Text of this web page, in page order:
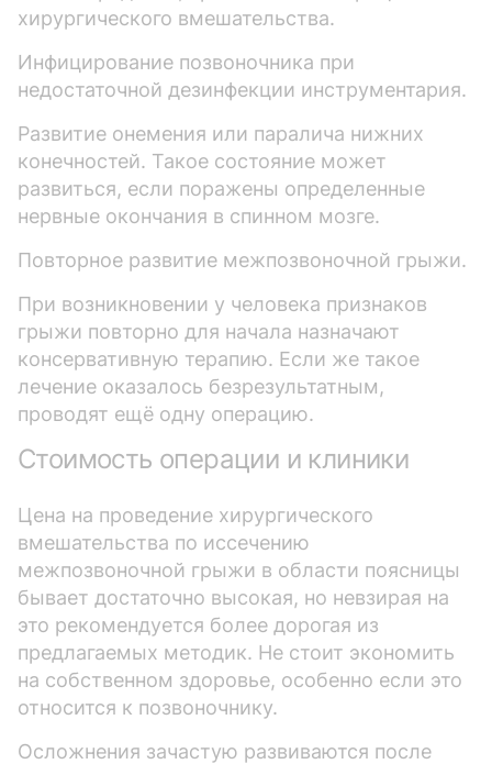
хирургического вмешательства.
Инфицирование позвоночника при
недостаточной дезинфекции инструментария.
Развитие онемения или паралича нижних
конечностей. Такое состояние может
развиться, если поражены определенные
нервные окончания в спинном мозге.
Повторное развитие межпозвоночной грыжи.
При возникновении у человека признаков
грыжи повторно для начала назначают
консервативную терапию. Если же такое
лечение оказалось безрезультатным,
проводят ещё одну операцию.
Стоимость операции и клиники
Цена на проведение хирургического
вмешательства по иссечению
межпозвоночной грыжи в области поясницы
бывает достаточно высокая, но невзирая на
это рекомендуется более дорогая из
предлагаемых методик. Не стоит экономить
на собственном здоровье, особенно если это
относится к позвоночнику.
Осложнения зачастую развиваются после